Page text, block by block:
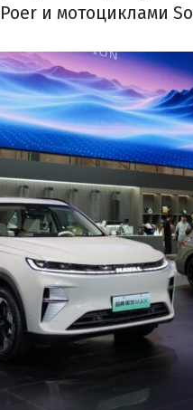
и мотоциклами